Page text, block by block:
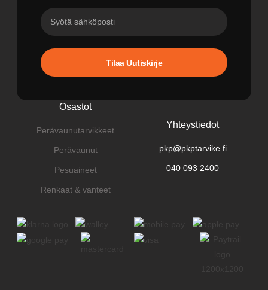
Tilaa Uutiskirje
Osastot
Perävaunutarvikkeet
Perävaunut
Pesuaineet
Renkaat & vanteet
Yhteystiedot
pkp@pkptarvike.fi
040 093 2400